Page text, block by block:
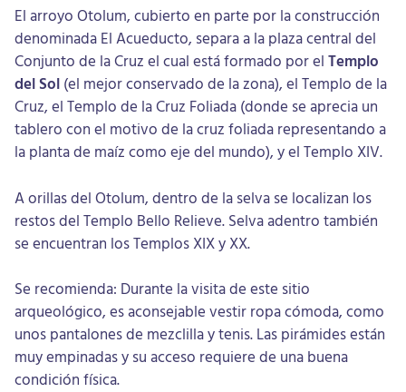
El arroyo Otolum, cubierto en parte por la construcción
denominada El Acueducto, separa a la plaza central del
Conjunto de la Cruz el cual está formado por el Templo
del Sol (el mejor conservado de la zona), el Templo de la
Cruz, el Templo de la Cruz Foliada (donde se aprecia un
tablero con el motivo de la cruz foliada representando a
la planta de maíz como eje del mundo), y el Templo XIV.
A orillas del Otolum, dentro de la selva se localizan los
restos del Templo Bello Relieve. Selva adentro también
se encuentran los Templos XIX y XX.
Se recomienda: Durante la visita de este sitio
arqueológico, es aconsejable vestir ropa cómoda, como
unos pantalones de mezclilla y tenis. Las pirámides están
muy empinadas y su acceso requiere de una buena
condición física.